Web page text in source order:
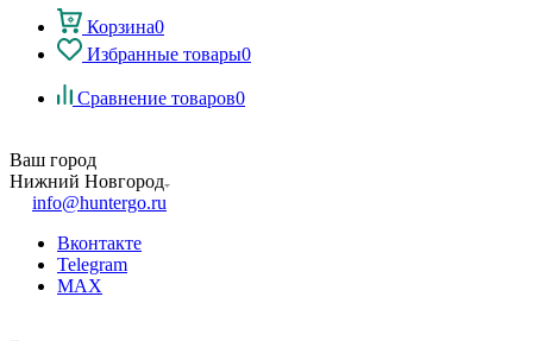
Корзина0
Избранные товары0
Сравнение товаров0
Ваш город
Нижний Новгород
info@huntergo.ru
Вконтакте
Telegram
MAX